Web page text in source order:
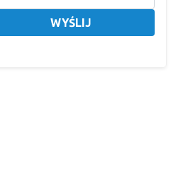
WYŚLIJ